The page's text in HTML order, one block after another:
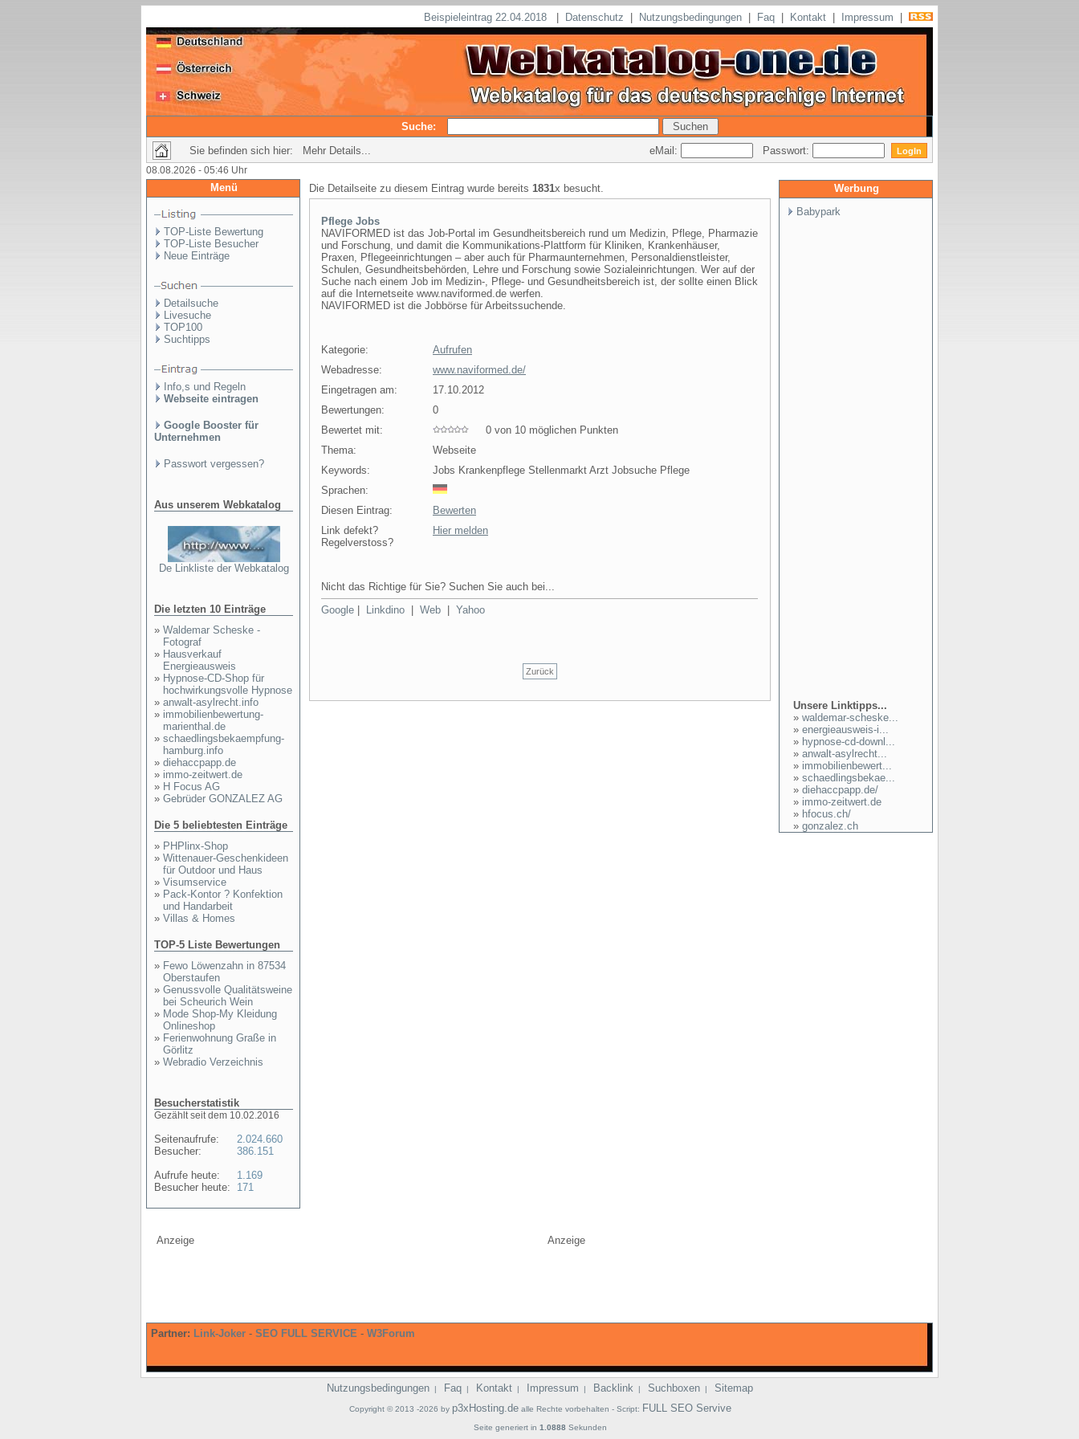
Beispieleintrag 22.04.2018 Datenschutz Nutzungsbedingungen Faq Kontakt Impressum
Suche:
Sie befinden sich hier: Mehr Details...
eMail: Passwort:
08.08.2026 - 05:46 Uhr
Menü
TOP-Liste Bewertung
TOP-Liste Besucher
Neue Einträge
Detailsuche
Livesuche
TOP100
Suchtipps
Info,s und Regeln
Webseite eintragen
Google Booster für
Unternehmen
Passwort vergessen?
Aus unserem Webkatalog
De Linkliste der Webkatalog
Die letzten 10 Einträge
» Waldemar Scheske -
Fotograf
» Hausverkauf
Energieausweis
» Hypnose-CD-Shop für
hochwirkungsvolle Hypnose
» anwalt-asylrecht.info
» immobilienbewertung-
marienthal.de
» schaedlingsbekaempfung-
hamburg.info
» diehaccpapp.de
» immo-zeitwert.de
» H Focus AG
» Gebrüder GONZALEZ AG
Die 5 beliebtesten Einträge
» PHPlinx-Shop
» Wittenauer-Geschenkideen
für Outdoor und Haus
» Visumservice
» Pack-Kontor ? Konfektion
und Handarbeit
» Villas & Homes
TOP-5 Liste Bewertungen
» Fewo Löwenzahn in 87534
Oberstaufen
» Genussvolle Qualitätsweine
bei Scheurich Wein
» Mode Shop-My Kleidung
Onlineshop
» Ferienwohnung Graße in
Görlitz
» Webradio Verzeichnis
Besucherstatistik
Gezählt seit dem 10.02.2016
Seitenaufrufe:
Besucher:
Aufrufe heute:
Besucher heute:
2.024.660
386.151
1.169
171
Die Detailseite zu diesem Eintrag wurde bereits 1831x besucht.
Pflege Jobs
NAVIFORMED ist das Job-Portal im Gesundheitsbereich rund um Medizin, Pflege, Pharmazie
und Forschung, und damit die Kommunikations-Plattform für Kliniken, Krankenhäuser,
Praxen, Pflegeeinrichtungen – aber auch für Pharmaunternehmen, Personaldienstleister,
Schulen, Gesundheitsbehörden, Lehre und Forschung sowie Sozialeinrichtungen. Wer auf der
Suche nach einem Job im Medizin-, Pflege- und Gesundheitsbereich ist, der sollte einen Blick
auf die Internetseite www.naviformed.de werfen.
NAVIFORMED ist die Jobbörse für Arbeitssuchende.
Kategorie:
Aufrufen
Webadresse:
www.naviformed.de/
Eingetragen am:
17.10.2012
Bewertungen:
0
Bewertet mit:
0 von 10 möglichen Punkten
Thema:
Webseite
Keywords:
Jobs Krankenpflege Stellenmarkt Arzt Jobsuche Pflege
Sprachen:
Diesen Eintrag:
Bewerten
Link defekt?
Regelverstoss?
Hier melden
Nicht das Richtige für Sie? Suchen Sie auch bei...
Google
Linkdino Web Yahoo
Zurück
Werbung
Babypark
Unsere Linktipps...
» waldemar-scheske...
» energieausweis-i...
» hypnose-cd-downl...
» anwalt-asylrecht...
» immobilienbewert...
» schaedlingsbekae...
» diehaccpapp.de/
» immo-zeitwert.de
» hfocus.ch/
» gonzalez.ch
Anzeige Anzeige
Partner: Link-Joker - SEO FULL SERVICE - W3Forum
Nutzungsbedingungen | Faq | Kontakt | Impressum | Backlink | Suchboxen | Sitemap
Copyright © 2013 -2026 by p3xHosting.dealle Rechte vorbehalten - Script: FULL SEO Servive
Seite generiert in 1.0888 Sekunden